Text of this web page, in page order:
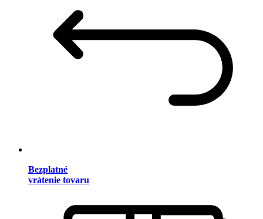
Bezplatné
vrátenie tovaru